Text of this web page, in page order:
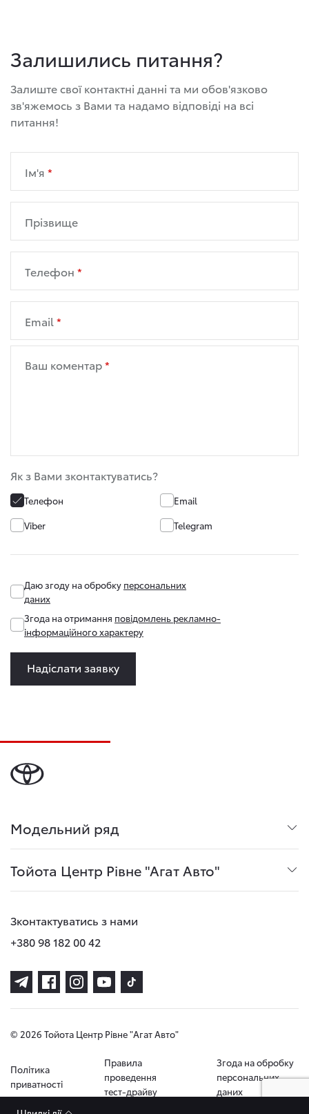
Залишились питання?
Залиште свої контактні данні та ми обов'язково
зв'яжемось з Вами та надамо відповіді на всі
питання!
Ім'я
Прізвище
Телефон
Email
Ваш коментар
Як з Вами зконтактуватись?
Телефон
Email
Viber
Telegram
Даю згоду на обробку персональних
даних
Згода на отримання повідомлень рекламно-
інформаційного характеру
Надіслати заявку
Модельний ряд
Тойота Центр Рівне "Агат Авто"
Зконтактуватись з нами
+380 98 182 00 42
© 2026 Тойота Центр Рівне "Агат Авто"
Політика
приватності
Правила
проведення
тест-драйву
Згода на обробку
персональних
даних